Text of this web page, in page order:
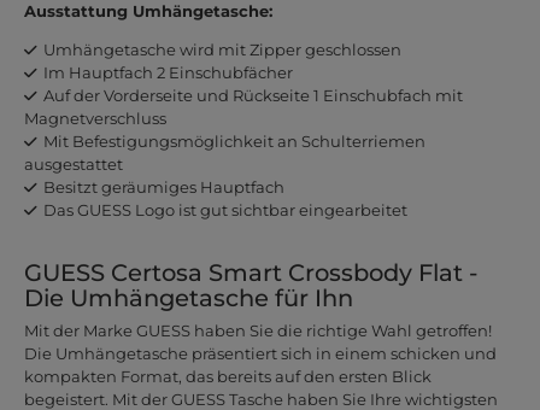
Ausstattung Umhängetasche:
Umhängetasche wird mit Zipper geschlossen
Im Hauptfach 2 Einschubfächer
Auf der Vorderseite und Rückseite 1 Einschubfach mit
Magnetverschluss
Mit Befestigungsmöglichkeit an Schulterriemen
ausgestattet
Besitzt geräumiges Hauptfach
Das GUESS Logo ist gut sichtbar eingearbeitet
GUESS Certosa Smart Crossbody Flat -
Die Umhängetasche für Ihn
Mit der Marke GUESS haben Sie die richtige Wahl getroffen!
Die Umhängetasche präsentiert sich in einem schicken und
kompakten Format, das bereits auf den ersten Blick
begeistert. Mit der GUESS Tasche haben Sie Ihre wichtigsten